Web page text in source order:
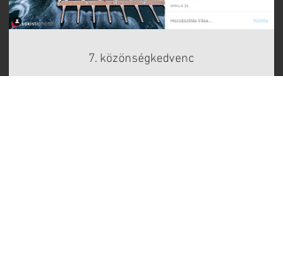
7. közönségkedvenc